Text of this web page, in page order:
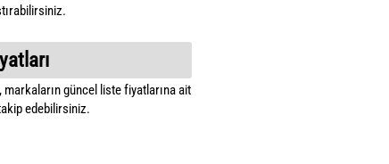
markaların güncel liste fiyatlarına ait
edebilirsiniz.